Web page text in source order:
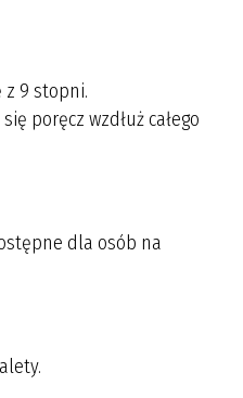
z 9 stopni.
poręcz wzdłuż całego
dla osób na